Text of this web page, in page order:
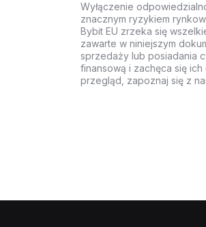
Wyłączenie
znacznym ryzykiem
Bybit EU zrzeka się
zawarte w niniejszym
sprzedaży lub posiadania
finansową i zachęca się
przegląd, zapoznaj się z